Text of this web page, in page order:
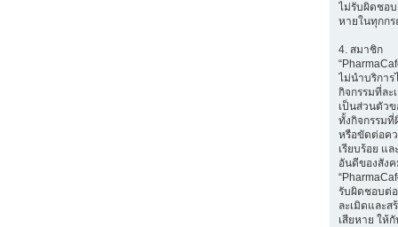
ไม่รับผิดชอ
หายในทุกก
4. สมาชิก
ไม่นำบริการ
กิจกรรมที่ละ
เป็นส่วนตัว
ทั้งกิจกรรม
หรือขัดต่อค
เรียบร้อย แ
อันดีของสัง
รับผิดชอบต่
ละเมิดและส
เสียหาย ให้